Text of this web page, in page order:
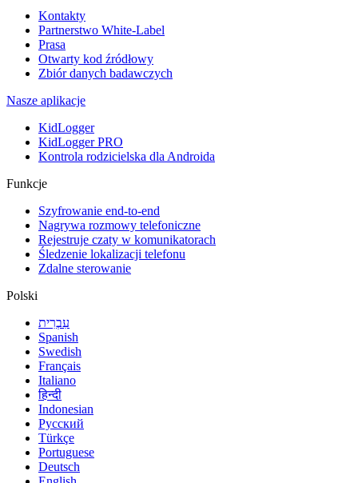
Kontakty
Partnerstwo White-Label
Prasa
Otwarty kod źródłowy
Zbiór danych badawczych
Nasze aplikacje
KidLogger
KidLogger PRO
Kontrola rodzicielska dla Androida
Funkcje
Szyfrowanie end-to-end
Nagrywa rozmowy telefoniczne
Rejestruje czaty w komunikatorach
Śledzenie lokalizacji telefonu
Zdalne sterowanie
Polski
עִבְרִית
Spanish
Swedish
Français
Italiano
हिन्दी
Indonesian
Русский
Türkçe
Portuguese
Deutsch